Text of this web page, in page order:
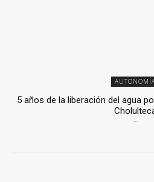
5 años de la liberación del agua